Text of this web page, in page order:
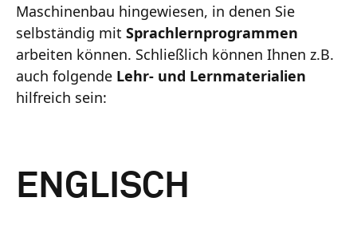
Maschinenbau hingewiesen, in denen Sie
selbständig mit Sprachlernprogrammen
arbeiten können. Schließlich können Ihnen z.B.
auch folgende Lehr- und Lernmaterialien
hilfreich sein:
ENGLISCH